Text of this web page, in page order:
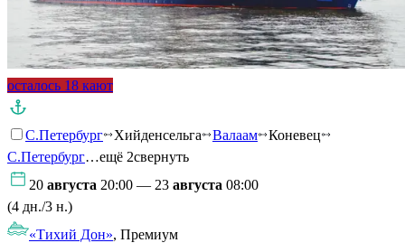
осталось 18 кают
С.Петербург Хийденсельга Валаам
Коневец
С.Петербург…ещё 2свернуть
20 августа 20:00 — 23 августа 08:00
(4 дн./3 н.)
«Тихий Дон», Премиум